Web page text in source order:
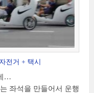
전거 + 택시
…
좌석을 만들어서 운행